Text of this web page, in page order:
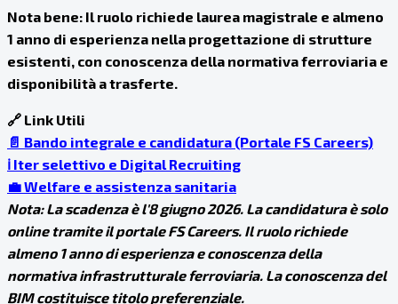
Nota bene: Il ruolo richiede laurea magistrale e almeno
1 anno di esperienza nella progettazione di strutture
esistenti, con conoscenza della normativa ferroviaria e
disponibilità a trasferte.
🔗 Link Utili
📄 Bando integrale e candidatura (Portale FS Careers)
ℹ️ Iter selettivo e Digital Recruiting
💼 Welfare e assistenza sanitaria
Nota: La scadenza è l'8 giugno 2026. La candidatura è solo
online tramite il portale FS Careers. Il ruolo richiede
almeno 1 anno di esperienza e conoscenza della
normativa infrastrutturale ferroviaria. La conoscenza del
BIM costituisce titolo preferenziale.